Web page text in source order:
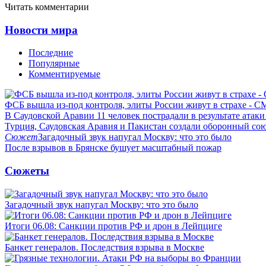
Читать комментарии
Новости мира
Последние
Популярные
Комментируемые
ФСБ вышла из-под контроля, элиты России живут в страхе -
В Саудовской Аравии 11 человек пострадали в результате
Турция, Саудовская Аравия и Пакистан создали оборонный
СюжетЗагадочный звук напугал Москву: что это было
После взрывов в Брянске бушует масштабный пожар
Сюжеты
Загадочный звук напугал Москву: что это было
Итоги 06.08: Санкции против РФ и дрон в Лейпциге
Банкет генералов. Последствия взрыва в Москве